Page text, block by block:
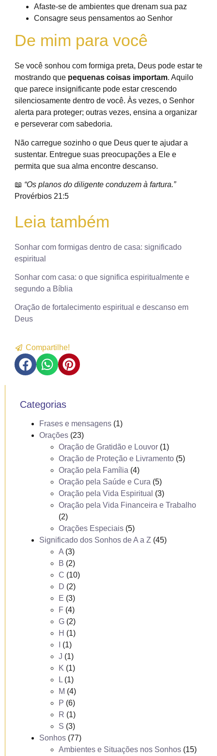
Categorias
Frases e mensagens (1)
Orações (23)
Oração de Gratidão e Louvor (1)
Oração de Proteção e Livramento (5)
Oração pela Família (4)
Oração pela Saúde e Cura (5)
Oração pela Vida Espiritual (3)
Oração pela Vida Financeira e Trabalho
(2)
Orações Especiais (5)
Significado dos Sonhos de A a Z (45)
A (3)
B (2)
C (10)
D (2)
E (3)
F (4)
G (2)
H (1)
(1)
J (1)
K (1)
L (1)
M (4)
P (6)
R (1)
S (3)
Sonhos (77)
Ambientes e Situações nos Sonhos (15)
Afaste-se de ambientes que drenam sua paz
Consagre seus pensamentos ao Senhor
De mim para você
Se você sonhou com formiga preta, Deus pode estar te
mostrando que pequenas coisas importam. Aquilo
que parece insignificante pode estar crescendo
silenciosamente dentro de você. Às vezes, o Senhor
alerta para proteger; outras vezes, ensina a organizar
e perseverar com sabedoria.
Não carregue sozinho o que Deus quer te ajudar a
sustentar. Entregue suas preocupações a Ele e
permita que sua alma encontre descanso.
📖 “Os planos do diligente conduzem à fartura.”
Provérbios 21:5
Leia também
Sonhar com formigas dentro de casa: significado
espiritual
Sonhar com casa: o que significa espiritualmente e
segundo a Bíblia
Oração de fortalecimento espiritual e descanso em
Deus
Compartilhe!